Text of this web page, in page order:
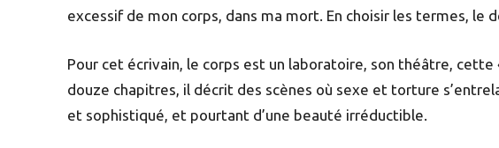
excessif de mon corps, dans ma mort. En choisir les termes, le
Pour cet écrivain, le corps est un laboratoire, son théâtre, cette
douze chapitres, il décrit des scènes où sexe et torture
et sophistiqué, et pourtant d’une beauté irréductible.